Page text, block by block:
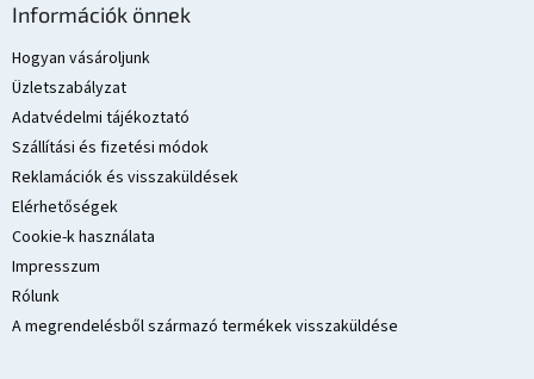
Információk önnek
Hogyan vásároljunk
Üzletszabályzat
Adatvédelmi tájékoztató
Szállítási és fizetési módok
Reklamációk és visszaküldések
Elérhetőségek
Cookie-k használata
Impresszum
Rólunk
A megrendelésből származó termékek visszaküldése